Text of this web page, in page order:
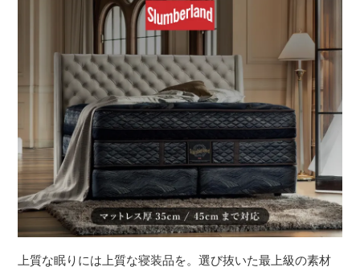
上質な眠りには上質な寝装品を。選び抜いた最上級の素材